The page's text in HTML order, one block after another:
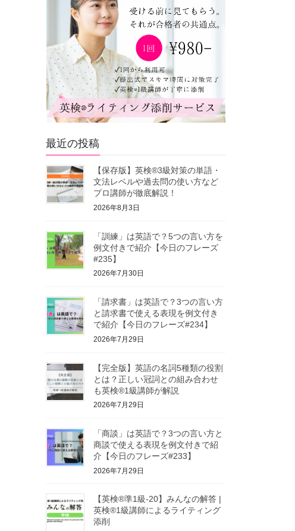
最近の投稿
【保存版】英検®3級対策の単語・
文法レベルや過去問の使い方など
プロ講師が徹底解説！
2026年8月3日
「訓練」は英語で？5つの言い方を
例文付きで紹介【今日のフレーズ
#235】
2026年7月30日
「請求書」は英語で？3つの言い方
と請求書で使える表現を例文付き
で紹介【今日のフレーズ#234】
2026年7月29日
【完全版】英語の名詞5種類の役割
とは？正しい冠詞との組み合わせ
も英検®1級講師が解説
2026年7月29日
「商談」は英語で？3つの言い方と
商談で使える表現を例文付きで紹
介【今日のフレーズ#233】
2026年7月29日
【英検®準1級-20】みんなの解答 |
英検®1級講師によるライティング
添削